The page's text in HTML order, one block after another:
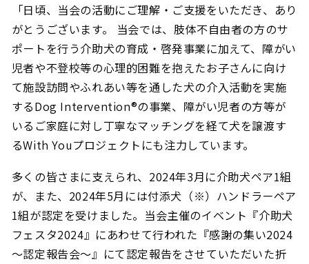
「日頃、当会の活動にご理解・ご支援をいただき、あり
がとうございます。 当会では、肢体不自由者の方のサ
ポートを行う介助犬の育成・啓発事業に加えて、障がい
児者や不登校等の心理的困難を抱えたお子さんに向け
て施設訪問やふれあい等を通した犬の介入活動を実施
するDog Intervention®の事業、障がい児者の方等が
いるご家庭に対し丁寧なマッチングを経て犬を譲渡す
るWith Youプロジェクトにも注力しています。
多くの皆さまに支えられ、2024年3月に介助犬ペア1組
が、また、2024年5月には付添犬（※）ハンドラーペア
1組が認定を受けました。当会主催のイベント『介助犬
フェスタ2024』にあわせて行われた『感謝の集い2024
～認定報告会～』にて認定報告をさせていただいた折